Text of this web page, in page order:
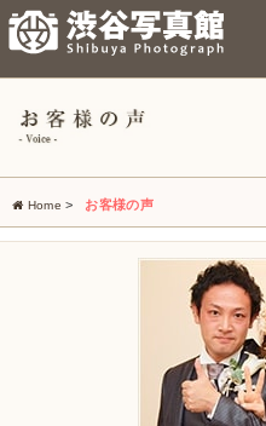
Home > お客様の声